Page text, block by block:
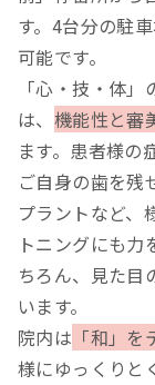
す。4台分の駐
可能です。
「心・技・体
は、 機能性と審
ます。患者様の
ご自身の歯を残
プラントなど、
トニングにも
ちろん、見た目
います。
院内は 「和」
様にゆっくりと